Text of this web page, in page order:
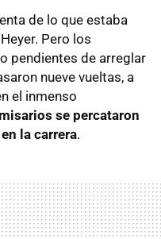
de lo que estaba
Pero los
pendientes de arreglar
nueve vueltas, a
el inmenso
se percataron
la carrera.